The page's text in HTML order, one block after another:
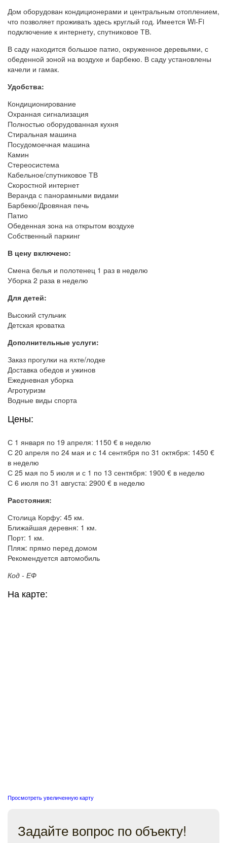
Дом оборудован кондиционерами и центральным отоплением,
что позволяет проживать здесь круглый год. Имеется Wi-Fi
подключение к интернету, спутниковое ТВ.
В саду находится большое патио, окруженное деревьями, с
обеденной зоной на воздухе и барбекю. В саду установлены
качели и гамак.
Удобства:
Кондиционирование
Охранная сигнализация
Полностью оборудованная кухня
Стиральная машина
Посудомоечная машина
Камин
Стереосистема
Кабельное/спутниковое ТВ
Скоростной интернет
Веранда с панорамными видами
Барбекю/Дровяная печь
Патио
Обеденная зона на открытом воздухе
Собственный паркинг
В цену включено:
Смена белья и полотенец 1 раз в неделю
Уборка 2 раза в неделю
Для детей:
Высокий стульчик
Детская кроватка
Дополнительные услуги:
Заказ прогулки на яхте/лодке
Доставка обедов и ужинов
Ежедневная уборка
Агротуризм
Водные виды спорта
Цены:
С 1 января по 19 апреля: 1150 € в неделю
С 20 апреля по 24 мая и с 14 сентября по 31 октября: 1450 €
в неделю
С 25 мая по 5 июля и с 1 по 13 сентября: 1900 € в неделю
С 6 июля по 31 августа: 2900 € в неделю
Расстояния:
Столица Корфу: 45 км.
Ближайшая деревня: 1 км.
Порт: 1 км.
Пляж: прямо перед домом
Рекомендуется автомобиль
Код - ЕФ
На карте:
Просмотреть увеличенную карту
Задайте вопрос по объекту!